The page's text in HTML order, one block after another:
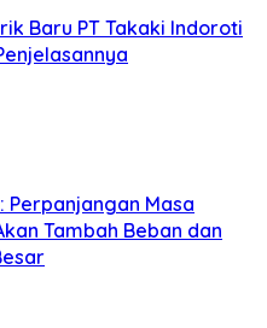
Baru PT Takaki Indoroti
Perpanjangan Masa
Tambah Beban dan